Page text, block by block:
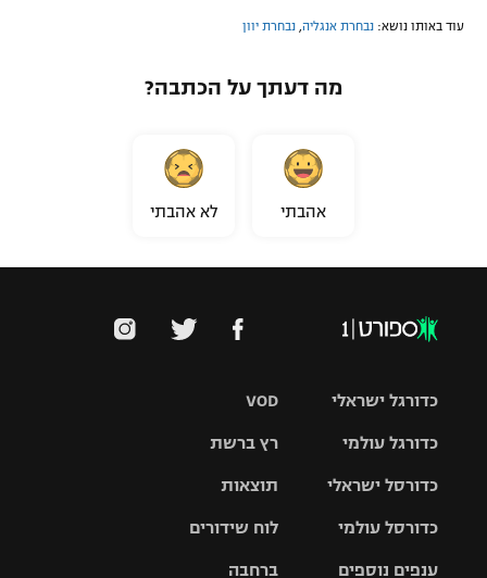
עוד באותו נושא: נבחרת אנגליה נבחרת יוון
מה דעתך על הכתבה?
אהבתי לא אהבתי
VOD
רץ ברשת
תוצאות
לוח שידורים
ברחבה
כדורגל ישראלי
גביע הטוטו
כדורגל עולמי
האלופות
ליגה
כדורסל ישראלי
סל
כדורסל עולמי
ענפים נוספים